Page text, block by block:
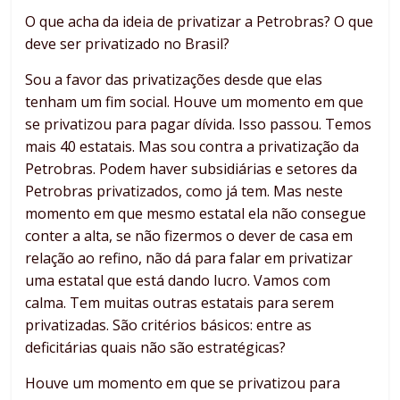
O que acha da ideia de privatizar a Petrobras? O que
deve ser privatizado no Brasil?
Sou a favor das privatizações desde que elas
tenham um fim social. Houve um momento em que
se privatizou para pagar dívida. Isso passou. Temos
mais 40 estatais. Mas sou contra a privatização da
Petrobras. Podem haver subsidiárias e setores da
Petrobras privatizados, como já tem. Mas neste
momento em que mesmo estatal ela não consegue
conter a alta, se não fizermos o dever de casa em
relação ao refino, não dá para falar em privatizar
uma estatal que está dando lucro. Vamos com
calma. Tem muitas outras estatais para serem
privatizadas. São critérios básicos: entre as
deficitárias quais não são estratégicas?
Houve um momento em que se privatizou para